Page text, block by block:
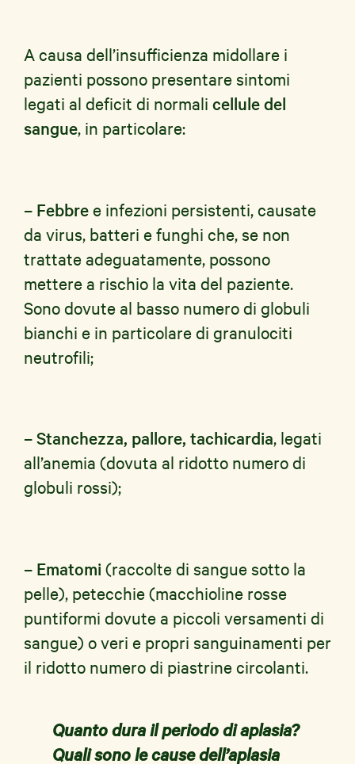
A causa dell’insufficienza midollare i
pazienti possono presentare sintomi
legati al deficit di normali cellule del
sangue, in particolare:
– Febbree infezioni persistenti, causate
da virus, batteri e funghi che, se non
trattate adeguatamente, possono
mettere a rischio la vita del paziente.
Sono dovute al basso numero di globuli
bianchi e in particolare di granulociti
neutrofili;
– Stanchezza, pallore, tachicardia, legati
all’anemia (dovuta al ridotto numero di
globuli rossi);
– Ematomi(raccolte di sangue sotto la
pelle), petecchie (macchioline rosse
puntiformi dovute a piccoli versamenti di
sangue) o veri e propri sanguinamenti per
il ridotto numero di piastrine circolanti.
Quanto dura il periodo di aplasia?
Quali sono le cause dell’aplasia